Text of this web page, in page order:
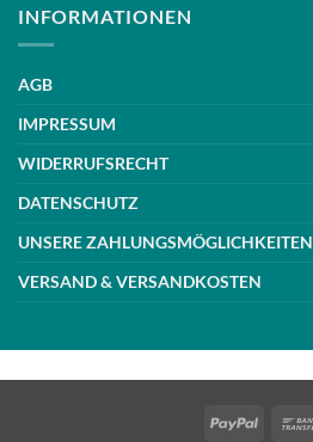
INFORMATIONEN
AGB
IMPRESSUM
WIDERRUFSRECHT
DATENSCHUTZ
UNSERE ZAHLUNGSMÖGLICHKEITEN
VERSAND & VERSANDKOSTEN
PayPal